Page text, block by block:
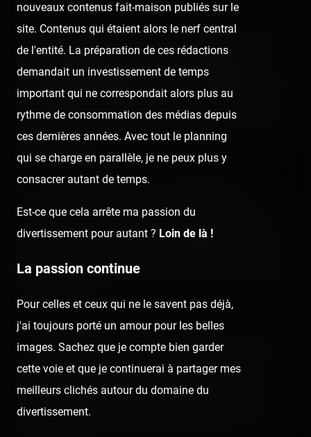
Smashing Jump BN Performance venu tout droit des
Loges (et de Vias), le Star FlyerAir Swing
brochette de métiers à frissons et sensations sans aller
dans l'extrême.
Ouverte depuis le 3 septembre 2021, la Fête à Neu-Neu
prendra place jusqu'au 17 octobre 2021. En gros, à la
date de notre publication, vous avez encore cette
semaine pour en profiter si vous êtes dans les parages
nouveaux contenus fait-maison publiés sur le
site. Contenus qui étaient alors le nerf central
de l'entité. La préparation de ces rédactions
demandait un investissement de temps
important qui ne correspondait alors plus au
rythme de consommation des médias depuis
ces dernières années. Avec tout le planning
qui se charge en parallèle, je ne peux plus y
consacrer autant de temps.
Est-ce que cela arrête ma passion du
divertissement pour autant ? Loin de là !
La passion continue
Pour celles et ceux qui ne le savent pas déjà,
j'ai toujours porté un amour pour les belles
images. Sachez que je compte bien garder
cette voie et que je continuerai à partager mes
meilleurs clichés autour du domaine du
divertissement.